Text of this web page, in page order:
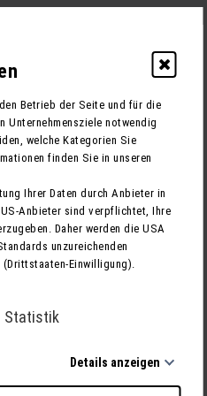
Betrieb der Seite und für die
Unternehmensziele notwendig
welche Kategorien Sie
finden Sie in unseren
Ihrer Daten durch Anbieter in
Anbieter sind verpflichtet, Ihre
Daher werden die USA
unzureichenden
Einwilligung).
Statistik
Details anzeigen